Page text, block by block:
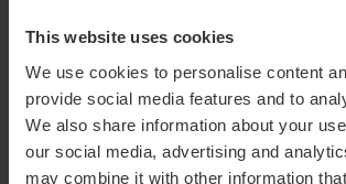
This website uses cookies
We use cookies to personalise content
provide social media features and to
We also share information about your
our social media, advertising and
may combine it with other information